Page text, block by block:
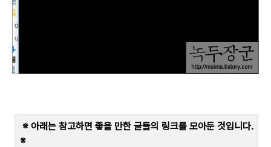
※ 아래는 참고하면 좋을 만한 글들의 링크를 모아둔 것입니다.
※